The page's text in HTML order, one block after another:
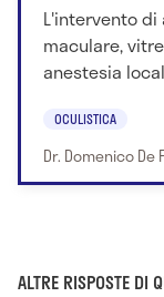
L'intervento
maculare,
anestesia
OCULISTICA
Dr. Domenico De
ALTRE RISPOSTE DI